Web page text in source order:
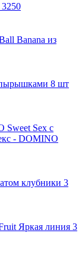
Banana из
8 шт
Sweet Sex с
- DOMINO
клубники 3
Яркая линия 3